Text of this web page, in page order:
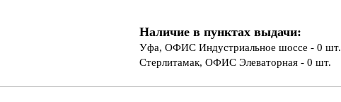
Наличие в пунктах выдачи:
Уфа, ОФИС Индустриальное шоссе - 0 шт.
Стерлитамак, ОФИС Элеваторная - 0 шт.